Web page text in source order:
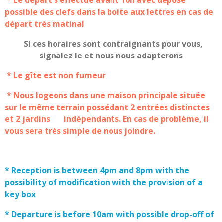
possible des clefs dans la boite aux lettres en cas de
départ très matinal
Si ces horaires sont contraignants pour vous,
signalez le et nous nous adapterons
* Le gîte est non fumeur
* Nous logeons dans une maison principale située
sur le même terrain possédant 2 entrées distinctes
et 2 jardins indépendants. En cas de problème, il
vous sera très simple de nous joindre.
* Reception is between 4pm and 8pm with the
possibility of modification with the provision of a
key box
* Departure is before 10am with possible drop-off of